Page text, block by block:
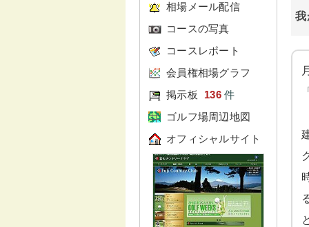
相場メール配信
コースの写真
コースレポート
会員権相場グラフ
掲示板
136件
ゴルフ場周辺地図
オフィシャルサイト
我